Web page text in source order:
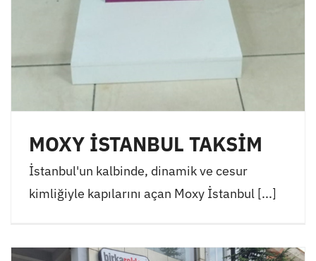
MOXY İSTANBUL TAKSİM
İstanbul'un kalbinde, dinamik ve cesur
kimliğiyle kapılarını açan Moxy İstanbul [...]